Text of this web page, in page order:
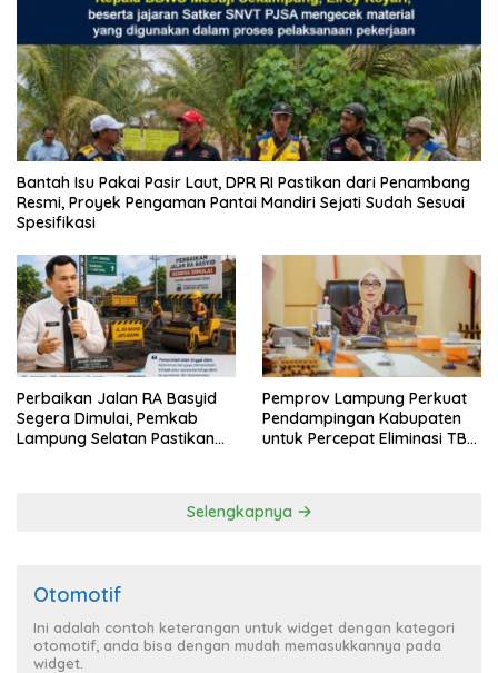
Bantah Isu Pakai Pasir Laut, DPR RI Pastikan dari Penambang
Resmi, Proyek Pengaman Pantai Mandiri Sejati Sudah Sesuai
Spesifikasi
Perbaikan Jalan RA Basyid
Segera Dimulai, Pemkab
Lampung Selatan Pastikan
Pemprov Lampung Perkuat
Pendampingan Kabupaten
untuk Percepat Eliminasi TBC
Selengkapnya
Otomotif
Ini adalah contoh keterangan untuk widget dengan kategori
otomotif, anda bisa dengan mudah memasukkannya pada
widget.